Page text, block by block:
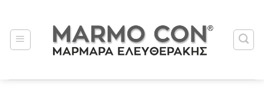
περιεχόμενο